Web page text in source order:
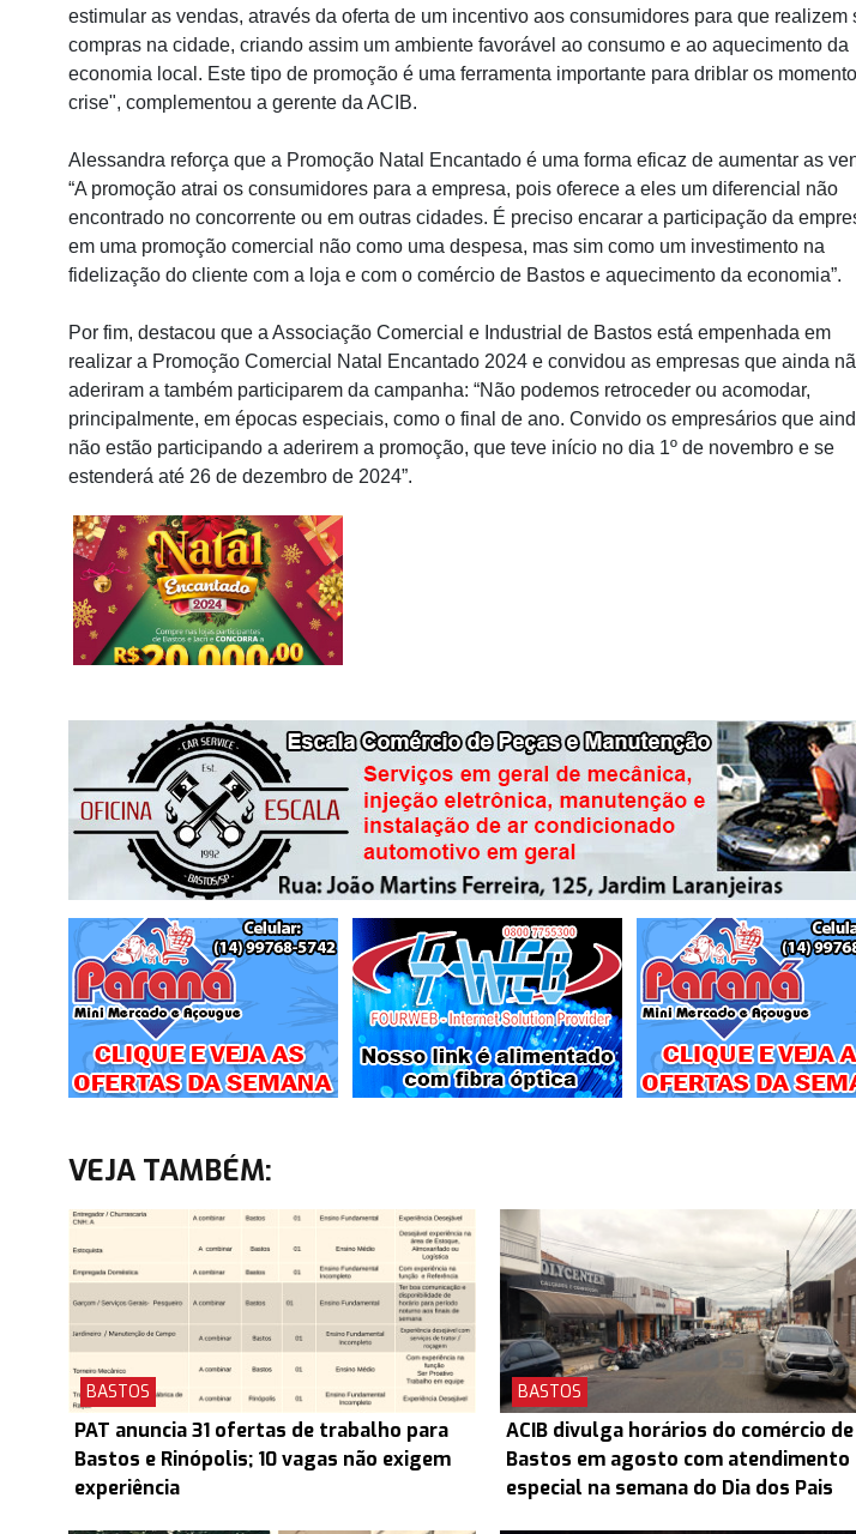
estimular as vendas, através da oferta de um incentivo aos consumidores para que realizem
compras na cidade, criando assim um ambiente favorável ao consumo e ao aquecimento da
economia local. Este tipo de promoção é uma ferramenta importante para driblar os
crise", complementou a gerente da ACIB.
Alessandra reforça que a Promoção Natal Encantado é uma forma eficaz de aumentar as
“A promoção atrai os consumidores para a empresa, pois oferece a eles um diferencial não
encontrado no concorrente ou em outras cidades. É preciso encarar a participação da
em uma promoção comercial não como uma despesa, mas sim como um investimento na
fidelização do cliente com a loja e com o comércio de Bastos e aquecimento da economia”.
Por fim, destacou que a Associação Comercial e Industrial de Bastos está empenhada em
realizar a Promoção Comercial Natal Encantado 2024 e convidou as empresas que ainda
aderiram a também participarem da campanha: “Não podemos retroceder ou acomodar,
principalmente, em épocas especiais, como o final de ano. Convido os empresários que
não estão participando a aderirem a promoção, que teve início no dia 1º de novembro e se
estenderá até 26 de dezembro de 2024”.
VEJA TAMBÉM:
BASTOS
PAT anuncia 31 ofertas de trabalho para
Bastos e Rinópolis; 10 vagas não exigem
experiência
BASTOS
ACIB divulga horários do comércio de
Bastos em agosto com atendimento
especial na semana do Dia dos Pais